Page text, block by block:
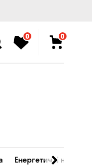
0 0
Енергетичні напої